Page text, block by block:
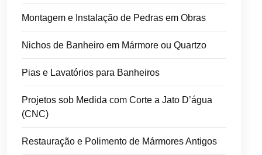
Montagem e Instalação de Pedras em Obras
Nichos de Banheiro em Mármore ou Quartzo
Pias e Lavatórios para Banheiros
Projetos sob Medida com Corte a Jato D’água
(CNC)
Restauração e Polimento de Mármores Antigos